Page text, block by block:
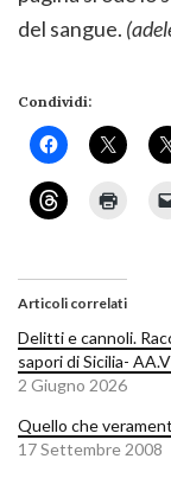
del sangue.
Condividi:
Articoli correlati
Delitti e cannoli.
sapori di Sicilia-
2 Giugno 2026
Quello che
17 Settembre 2008